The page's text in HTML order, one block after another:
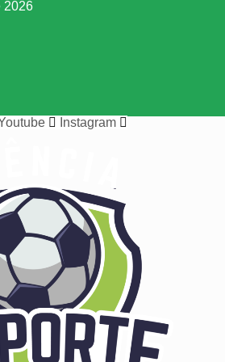
2026
Instagram